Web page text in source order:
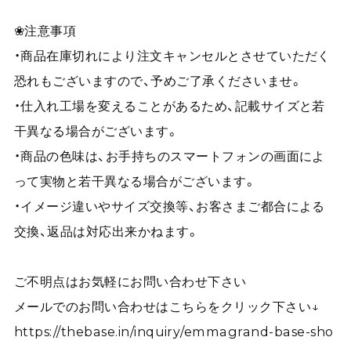
❀注意事項
・商品在庫切れにより注文キャンセルとさせていただく
恐れもございますので、予めご了承くださいませ。
・仕入れ工場を変えることがあるため、記載サイズと若
干異なる場合がございます。
・商品の色味は、お手持ちのスマートフォンの画面によ
って実物と若干異なる場合がございます。
・イメージ違いやサイズ交換等、お客さまご都合による
交換、返品は対応出来かねます。
ご不明点はお気軽にお問い合わせ下さい
メールでのお問い合わせはこちらをクリック下さい↓
https://thebase.in/inquiry/emmagrand-base-sho